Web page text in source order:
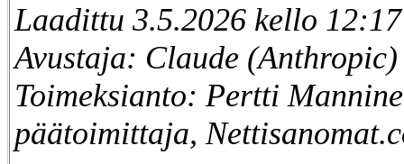
Laadittu 3.5.2026 kello 12:17
Avustaja: Claude (Anthropic)
Toimeksianto: Pertti
päätoimittaja,